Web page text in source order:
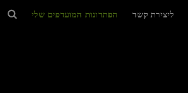
ליצירת קשר הפתרונות המועדפים שלי